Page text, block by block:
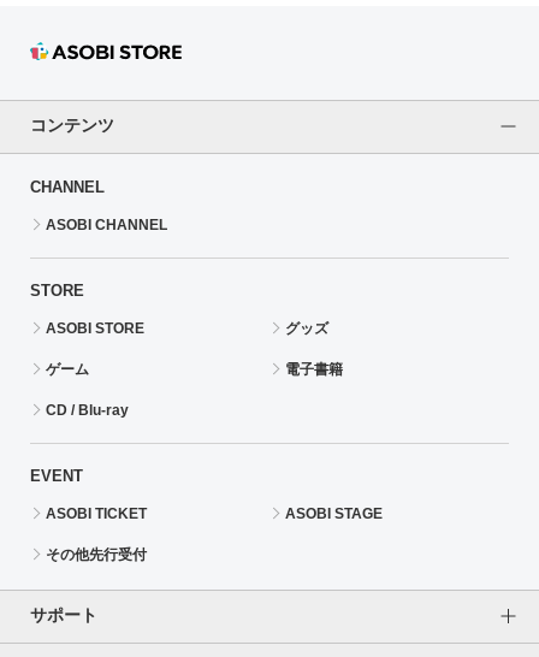
コンテンツ
CHANNEL
ASOBI CHANNEL
STORE
ASOBI STORE グッズ
ゲーム 電子書籍
CD / Blu-ray
EVENT
ASOBI TICKET ASOBI STAGE
その他先行受付
サポート